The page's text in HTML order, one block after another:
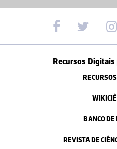
Recursos Digitais
BANCO
REVISTA DE